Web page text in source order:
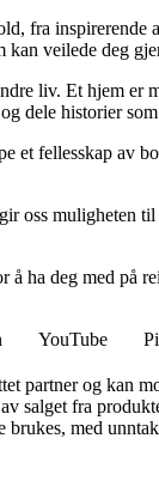
fra inspirerende
kan veilede deg
liv. Et hjem er
dele historier
et fellesskap av
oss muligheten
ha deg med på
YouTube
partner og kan
salget fra
brukes, med